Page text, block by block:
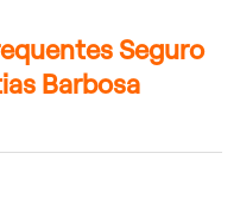
Seguro
Barbosa